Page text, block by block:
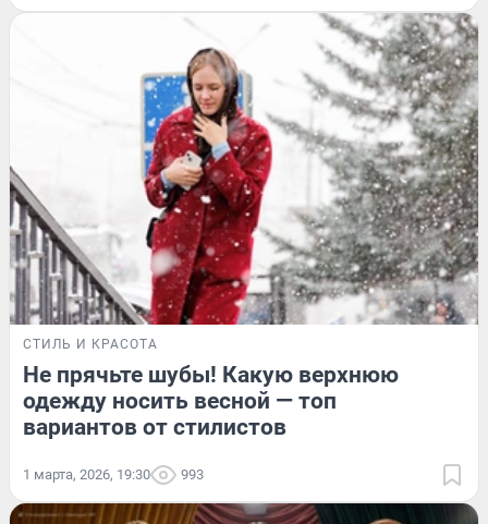
СТИЛЬ И КРАСОТА
Не прячьте шубы! Какую верхнюю
одежду носить весной — топ
вариантов от стилистов
1 марта, 2026, 19:30 993